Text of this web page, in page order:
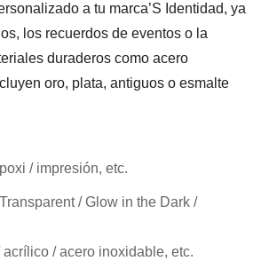
a tu marca’S Identidad, ya
los recuerdos de eventos o la
duraderos como acero
oro, plata, antiguos o esmalte
/ impresión, etc.
/ Glow in the Dark /
/ acero inoxidable, etc.